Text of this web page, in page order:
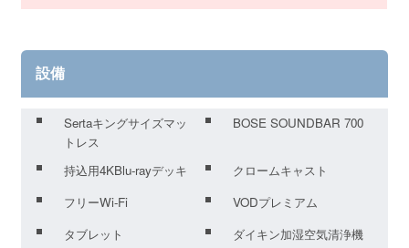
設備
Sertaキングサイズマッ
トレス
BOSE SOUNDBAR 700
持込用4KBlu-rayデッキ
クロームキャスト
フリーWi-Fi
VODプレミアム
タブレット
ダイキン加湿空気清浄機